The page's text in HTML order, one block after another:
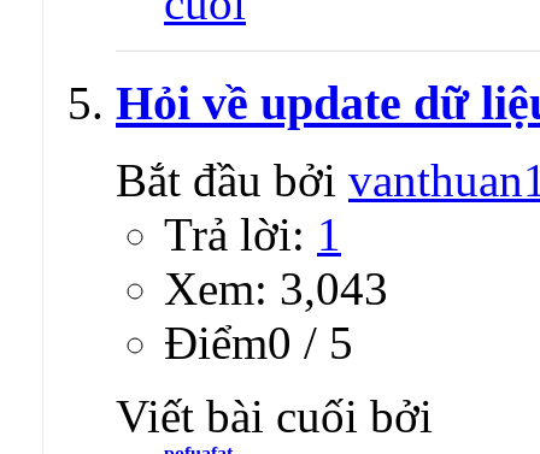
Hỏi về update dữ
Bắt đầu bởi
Trả lời: 1
Xem: 3,043
Ðiểm0 / 5
Viết bài cuối bởi